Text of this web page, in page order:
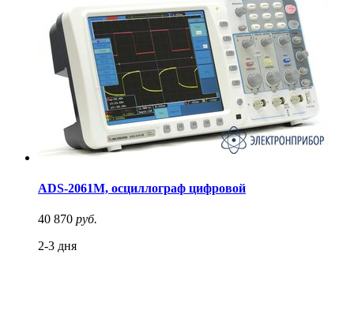
ADS-2061M, осциллограф цифровой
40 870 руб.
2-3 дня